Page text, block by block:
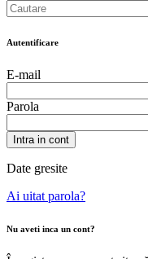
Autentificare
E-mail
Parola
Intra in cont
Date gresite
Ai uitat parola?
Nu aveti inca un cont?